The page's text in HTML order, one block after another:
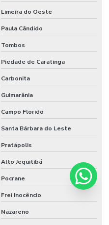
Limeira do Oeste
Paula Cândido
Tombos
Piedade de Caratinga
Carbonita
Guimarânia
Campo Florido
Santa Bárbara do Leste
Pratápolis
Alto Jequitibá
Pocrane
Frei Inocêncio
Nazareno